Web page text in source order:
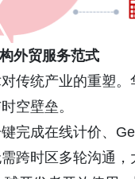
外贸服务范式
传统产业的重塑
空壁垒。
完成在线计价、
跨时区多轮沟通